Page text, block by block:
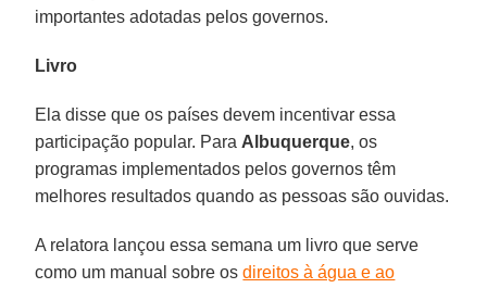
importantes adotadas pelos governos.
Livro
Ela disse que os países devem incentivar essa
participação popular. Para Albuquerque, os
programas implementados pelos governos têm
melhores resultados quando as pessoas são ouvidas.
A relatora lançou essa semana um livro que serve
como um manual sobre osdireitos à água e ao